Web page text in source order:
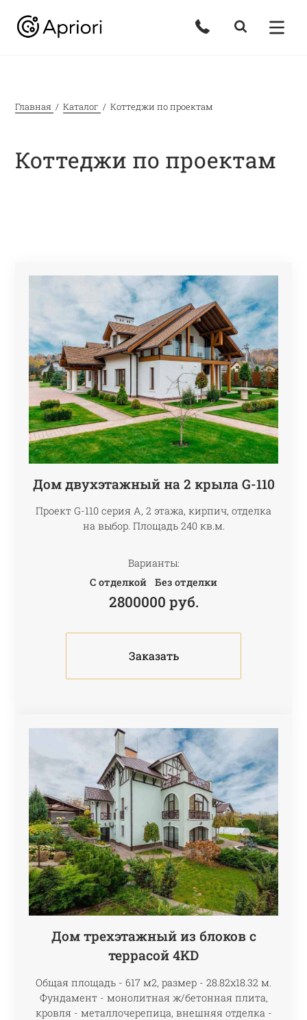
Главная Каталог Коттеджи по проектам
Коттеджи по проектам
Дом двухэтажный на 2 крыла G-110
Проект G-110 серия А, 2 этажа, кирпич, отделка
на выбор. Площадь 240 кв.м.
Варианты:
С отделкой
Без отделки
2800000 руб.
Заказать
Дом трехэтажный из блоков c
террасой 4KD
Общая площадь - 617 м2, размер - 28.82х18.32 м.
Фундамент - монолитная ж/бетонная плита,
кровля - металлочерепица, внешняя отделка -